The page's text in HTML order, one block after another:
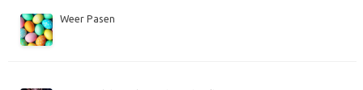
Weer Pasen